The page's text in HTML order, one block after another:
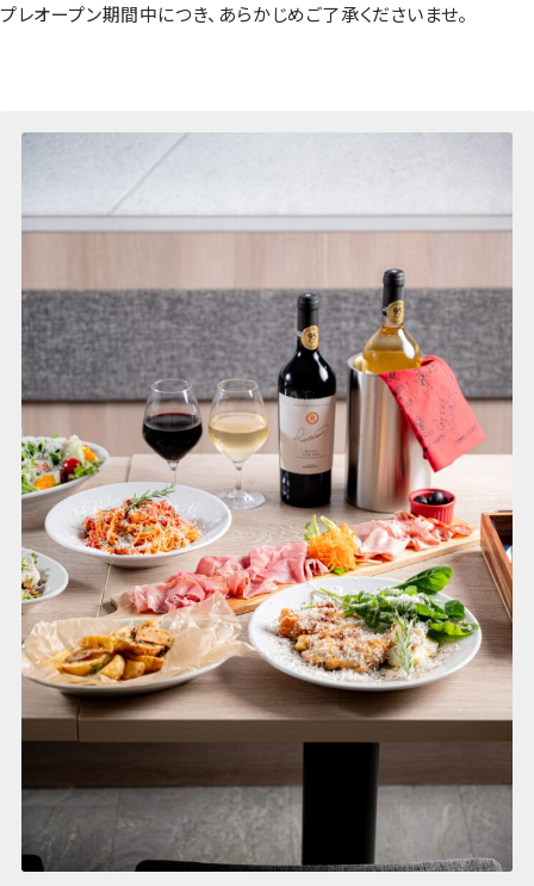
プレオープン期間中につき、あらかじめご了承くださいませ。